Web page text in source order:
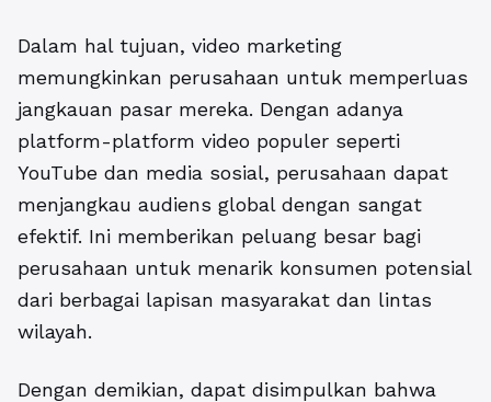
Dalam hal tujuan, video marketing
memungkinkan perusahaan untuk memperluas
jangkauan pasar mereka. Dengan adanya
platform-platform video populer seperti
YouTube dan media sosial, perusahaan dapat
menjangkau audiens global dengan sangat
efektif. Ini memberikan peluang besar bagi
perusahaan untuk menarik konsumen potensial
dari berbagai lapisan masyarakat dan lintas
wilayah.
Dengan demikian, dapat disimpulkan bahwa